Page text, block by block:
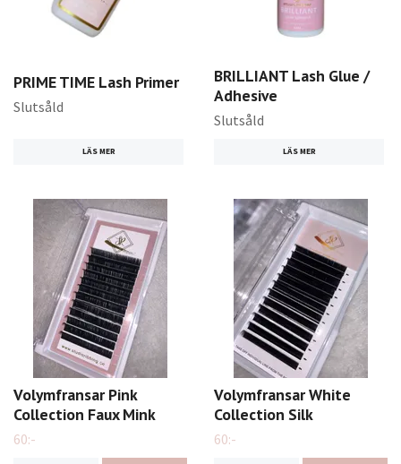
PRIME TIME Lash Primer
Slutsåld
LÄS MER
BRILLIANT Lash Glue /
Adhesive
Slutsåld
LÄS MER
Volymfransar Pink
Collection Faux Mink
60:-
Volymfransar White
Collection Silk
60:-